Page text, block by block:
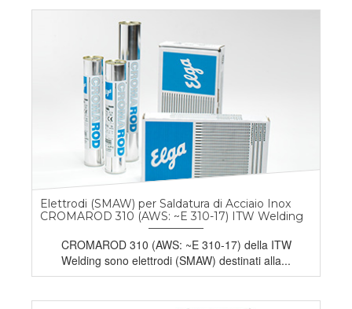
Elettrodi (SMAW) per Saldatura di Acciaio Inox
CROMAROD 310 (AWS: ~E 310-17) ITW Welding
CROMAROD 310 (AWS: ~E 310-17) della ITW
Welding sono elettrodi (SMAW) destinati alla...